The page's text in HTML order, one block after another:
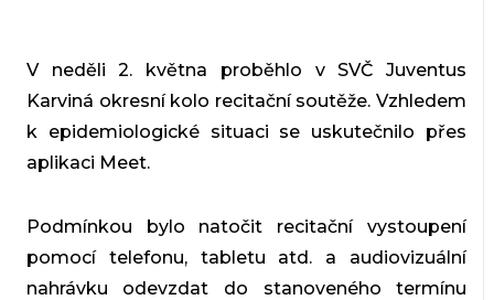
V neděli 2. května proběhlo v SVČ Juventus
Karviná okresní kolo recitační soutěže. Vzhledem
k epidemiologické situaci se uskutečnilo přes
aplikaci Meet.
Podmínkou bylo natočit recitační vystoupení
pomocí telefonu, tabletu atd. a audiovizuální
nahrávku odevzdat do stanoveného termínu